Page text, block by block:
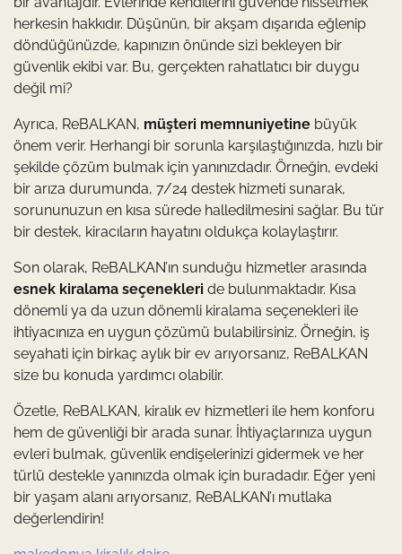
herkesin hakkıdır. Düşünün, bir akşam dışarıda eğlenip
döndüğünüzde, kapınızın önünde sizi bekleyen bir
güvenlik ekibi var. Bu, gerçekten rahatlatıcı bir duygu
değil mi?
Ayrıca, ReBALKAN, müşteri memnuniyetine büyük
önem verir. Herhangi bir sorunla karşılaştığınızda, hızlı bir
şekilde çözüm bulmak için yanınızdadır. Örneğin, evdeki
bir arıza durumunda, 7/24 destek hizmeti sunarak,
sorununuzun en kısa sürede halledilmesini sağlar. Bu tür
bir destek, kiracıların hayatını oldukça kolaylaştırır.
Son olarak, ReBALKAN’ın sunduğu hizmetler arasında
esnek kiralama seçenekleri de bulunmaktadır. Kısa
dönemli ya da uzun dönemli kiralama seçenekleri ile
ihtiyacınıza en uygun çözümü bulabilirsiniz. Örneğin, iş
seyahati için birkaç aylık bir ev arıyorsanız, ReBALKAN
size bu konuda yardımcı olabilir.
Özetle, ReBALKAN, kiralık ev hizmetleri ile hem konforu
hem de güvenliği bir arada sunar. İhtiyaçlarınıza uygun
evleri bulmak, güvenlik endişelerinizi gidermek ve her
türlü destekle yanınızda olmak için buradadır. Eğer yeni
bir yaşam alanı arıyorsanız, ReBALKAN’ı mutlaka
değerlendirin!